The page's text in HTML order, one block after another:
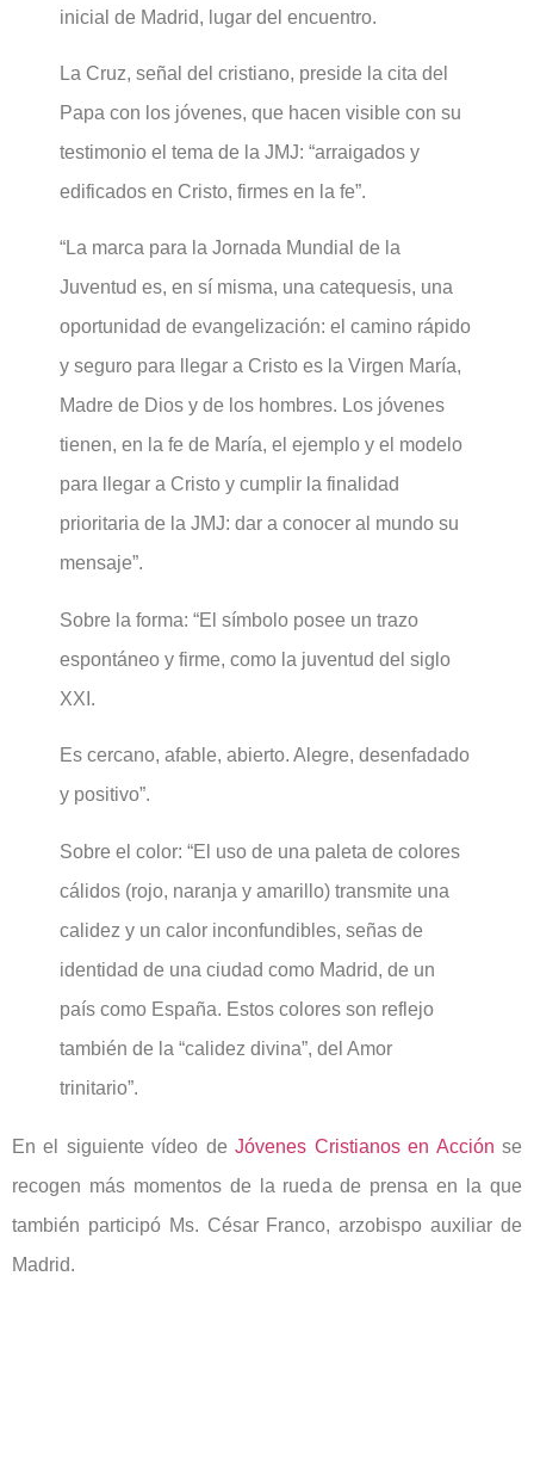
inicial de Madrid, lugar del encuentro.
La Cruz, señal del cristiano, preside la cita del
Papa con los jóvenes, que hacen visible con su
testimonio el tema de la JMJ: “arraigados y
edificados en Cristo, firmes en la fe”.
“La marca para la Jornada Mundial de la
Juventud es, en sí misma, una catequesis, una
oportunidad de evangelización: el camino rápido
y seguro para llegar a Cristo es la Virgen María,
Madre de Dios y de los hombres. Los jóvenes
tienen, en la fe de María, el ejemplo y el modelo
para llegar a Cristo y cumplir la finalidad
prioritaria de la JMJ: dar a conocer al mundo su
mensaje”.
Sobre la forma: “El símbolo posee un trazo
espontáneo y firme, como la juventud del siglo
XXI.
Es cercano, afable, abierto. Alegre, desenfadado
y positivo”.
Sobre el color: “El uso de una paleta de colores
cálidos (rojo, naranja y amarillo) transmite una
calidez y un calor inconfundibles, señas de
identidad de una ciudad como Madrid, de un
país como España. Estos colores son reflejo
también de la “calidez divina”, del Amor
trinitario”.
En el siguiente vídeo deJóvenes Cristianos en Acción se
recogen más momentos de la rueda de prensa en la que
también participó Ms. César Franco, arzobispo auxiliar de
Madrid.